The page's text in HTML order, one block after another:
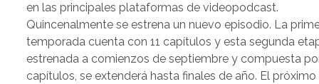
en las principales plataformas de videopodcast.
Quincenalmente se estrena un nuevo episodio. La
temporada cuenta con 11 capítulos y esta segunda
estrenada a comienzos de septiembre y compuesta
capítulos, se extenderá hasta finales de año. El próximo